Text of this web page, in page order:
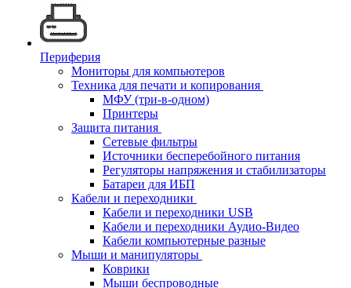
Периферия
Мониторы для компьютеров
Техника для печати и копирования
МФУ (три-в-одном)
Принтеры
Защита питания
Сетевые фильтры
Источники бесперебойного питания
Регуляторы напряжения и стабилизаторы
Батареи для ИБП
Кабели и переходники
Кабели и переходники USB
Кабели и переходники Аудио-Видео
Кабели компьютерные разные
Мыши и манипуляторы
Коврики
Мыши беспроводные